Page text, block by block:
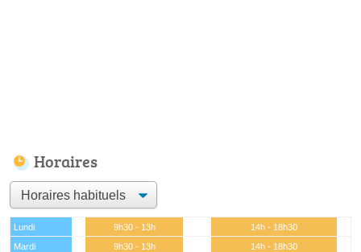
Horaires
Lundi 9h30 - 13h
14h - 18h30
Mardi
9h30 - 13h
14h - 18h30